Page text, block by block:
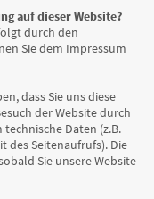
auf dieser Website?
durch den
Sie dem Impressum
dass Sie uns diese
der Website durch
Daten (z.B.
des Seitenaufrufs). Die
Sie unsere Website